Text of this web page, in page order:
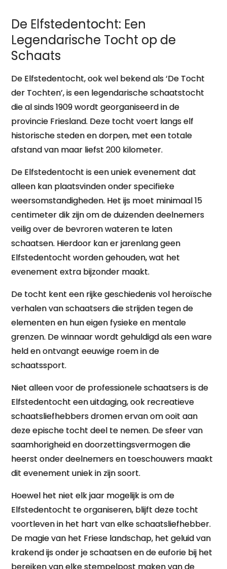
De Elfstedentocht: Een
Legendarische Tocht op de
Schaats
De Elfstedentocht, ook wel bekend als ‘De Tocht
der Tochten’, is een legendarische schaatstocht
die al sinds 1909 wordt georganiseerd in de
provincie Friesland. Deze tocht voert langs elf
historische steden en dorpen, met een totale
afstand van maar liefst 200 kilometer.
De Elfstedentocht is een uniek evenement dat
alleen kan plaatsvinden onder specifieke
weersomstandigheden. Het ijs moet minimaal 15
centimeter dik zijn om de duizenden deelnemers
veilig over de bevroren wateren te laten
schaatsen. Hierdoor kan er jarenlang geen
Elfstedentocht worden gehouden, wat het
evenement extra bijzonder maakt.
De tocht kent een rijke geschiedenis vol heroïsche
verhalen van schaatsers die strijden tegen de
elementen en hun eigen fysieke en mentale
grenzen. De winnaar wordt gehuldigd als een ware
held en ontvangt eeuwige roem in de
schaatssport.
Niet alleen voor de professionele schaatsers is de
Elfstedentocht een uitdaging, ook recreatieve
schaatsliefhebbers dromen ervan om ooit aan
deze epische tocht deel te nemen. De sfeer van
saamhorigheid en doorzettingsvermogen die
heerst onder deelnemers en toeschouwers maakt
dit evenement uniek in zijn soort.
Hoewel het niet elk jaar mogelijk is om de
Elfstedentocht te organiseren, blijft deze tocht
voortleven in het hart van elke schaatsliefhebber.
De magie van het Friese landschap, het geluid van
krakend ijs onder je schaatsen en de euforie bij het